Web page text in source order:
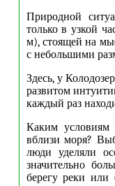
Природной
только в узкой
м), стоящей на
с небольшими
Здесь, у
развитом
каждый раз
Каким условиям
вблизи моря?
люди уделяли
значительно
берегу реки